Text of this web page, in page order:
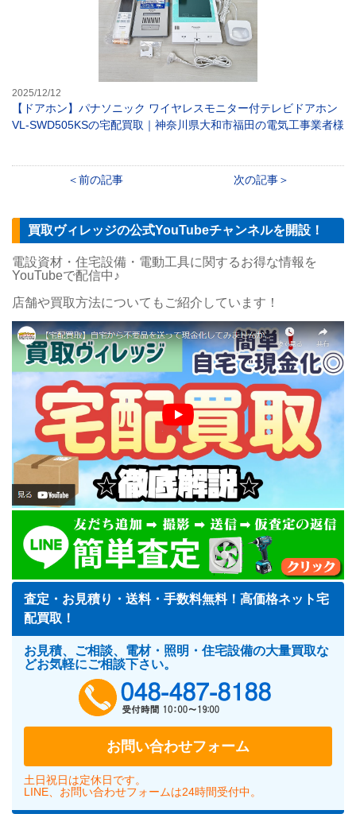
2025/12/12
【ドアホン】パナソニック ワイヤレスモニター付テレビドアホン
VL-SWD505KSの宅配買取｜神奈川県大和市福田の電気工事業者様
前の記事 次の記事
買取ヴィレッジの公式YouTubeチャンネルを開設！
電設資材・住宅設備・電動工具に関するお得な情報を
YouTubeで配信中♪
店舗や買取方法についてもご紹介しています！
査定・お見積り・送料・手数料無料！高価格ネット宅
配買取！
お見積、ご相談、電材・照明・住宅設備の大量買取な
どお気軽にご相談下さい。
お問い合わせフォーム
土日祝日は定休日です。
LINE、お問い合わせフォームは24時間受付中。